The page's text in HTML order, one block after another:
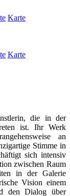
Karte
Karte
die in der
ist. Ihr Werk
an
Stimme in
sich intensiv
zwischen Raum
in der Galerie
Vision einem
den Dialog über